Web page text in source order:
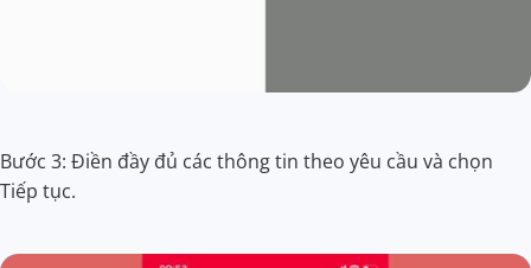
Bước 3: Điền đầy đủ các thông tin theo yêu cầu và chọn
Tiếp tục.